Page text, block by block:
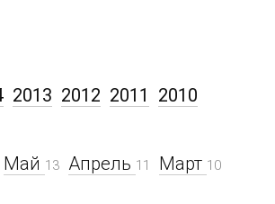
Май 13 Апрель 11 Март 10
2013 2012 2011
2010